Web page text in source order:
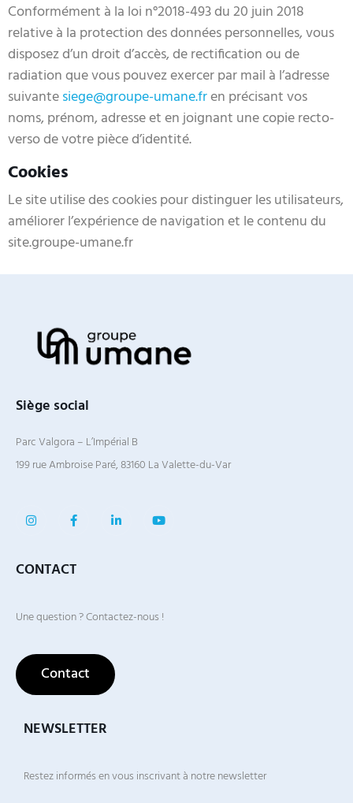
Conformément à la loi n°2018-493 du 20 juin 2018
relative à la protection des données personnelles, vous
disposez d’un droit d’accès, de rectification ou de
radiation que vous pouvez exercer par mail à l’adresse
suivantesiege@groupe-umane.fren précisant vos
noms, prénom, adresse et en joignant une copie recto-
verso de votre pièce d’identité.
Cookies
Le site utilise des cookies pour distinguer les utilisateurs,
améliorer l’expérience de navigation et le contenu du
site.groupe-umane.fr
Siège social
Parc Valgora – L’Impérial B
199 rue Ambroise Paré, 83160 La Valette-du-Var
CONTACT
Une question ? Contactez-nous !
Contact
NEWSLETTER
Restez informés en vous inscrivant à notre newsletter